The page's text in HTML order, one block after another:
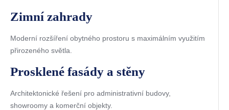
Zimní zahrady
Moderní rozšíření obytného prostoru s maximálním využitím
přirozeného světla.
Prosklené fasády a stěny
Architektonické řešení pro administrativní budovy,
showroomy a komerční objekty.